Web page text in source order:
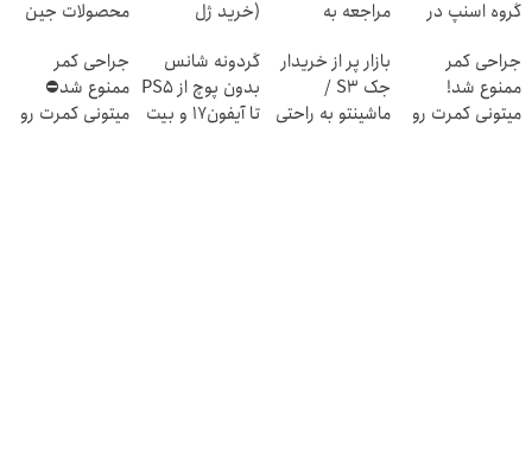
گروه اسنپ در
مراجعه به
(خرید ژل
دندان
با40%تخفیف)
محصولات جین
4 قسط
جراحی کمر
ممنوع شد!
میتونی کمرت رو
بازار پر از خریدار
جک S3 /
ماشینتو به راحتی
گردونه شانس
بدون پوچ از PS5
تا آیفون17 و بیت
جراحی کمر
ممنوع شد⛔
میتونی کمرت رو